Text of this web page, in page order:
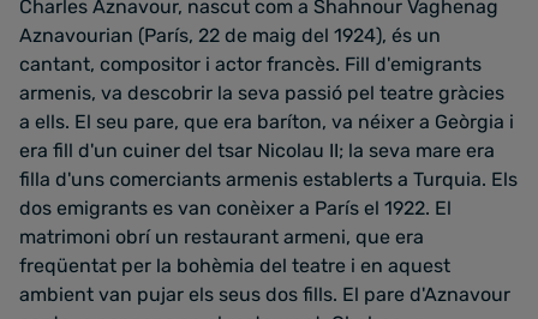
Charles Aznavour, nascut com a Shahnour Vaghenag
Aznavourian (París, 22 de maig del 1924), és un
cantant, compositor i actor francès. Fill d'emigrants
armenis, va descobrir la seva passió pel teatre gràcies
a ells. El seu pare, que era baríton, va néixer a Geòrgia i
era fill d'un cuiner del tsar Nicolau II; la seva mare era
filla d'uns comerciants armenis establerts a Turquia. Els
dos emigrants es van conèixer a París el 1922. El
matrimoni obrí un restaurant armeni, que era
freqüentat per la bohèmia del teatre i en aquest
ambient van pujar els seus dos fills. El pare d'Aznavour